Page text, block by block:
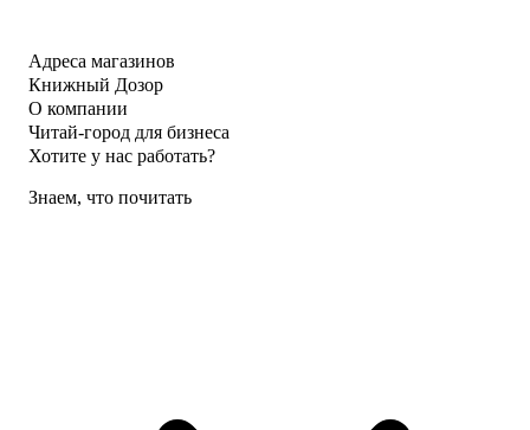
Адреса магазинов
Книжный Дозор
О компании
Читай-город для бизнеса
Хотите у нас работать?
Знаем, что почитать